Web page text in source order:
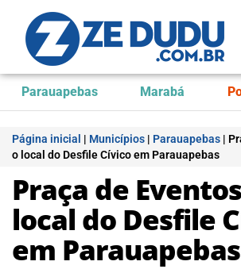
Parauapebas Marabá
Página inicial | Municípios | Parauapebas |
o local do Desfile Cívico em Parauapebas
Praça de
local do Desfile
em Parauapebas